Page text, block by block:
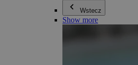
Wstecz
Show more